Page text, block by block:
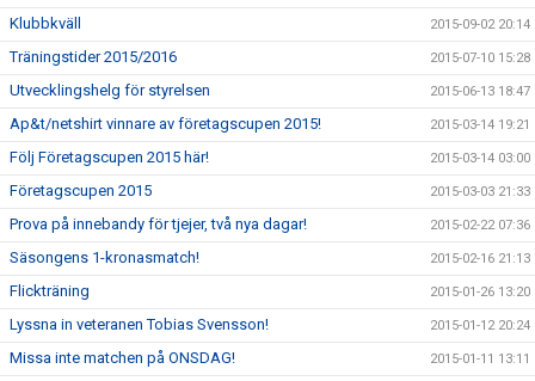
Klubbkväll 2015-09-02 20:14
Träningstider 2015/2016 2015-07-10 15:28
Utvecklingshelg för styrelsen 2015-06-13 18:47
Ap&t/netshirt vinnare av företagscupen 2015! 2015-03-14 19:21
Följ Företagscupen 2015 här! 2015-03-14 03:00
Företagscupen 2015 2015-03-03 21:33
Prova på innebandy för tjejer, två nya dagar! 2015-02-22 07:36
Säsongens 1-kronasmatch! 2015-02-16 21:13
Flickträning 2015-01-26 13:20
Lyssna in veteranen Tobias Svensson! 2015-01-12 20:24
Missa inte matchen på ONSDAG! 2015-01-11 13:11